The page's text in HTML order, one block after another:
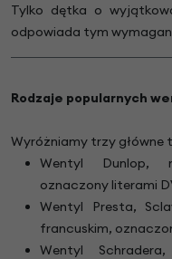
Tylko dętka o
odpowiada tym
Rodzaje popularnych
Wyróżniamy trzy główne
Wentyl Dunlop,
oznaczony literami
Wentyl Presta,
francuskim,
Wentyl